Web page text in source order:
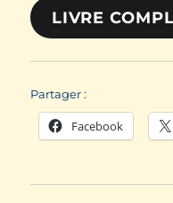
LIVRE
Partager :
Facebook